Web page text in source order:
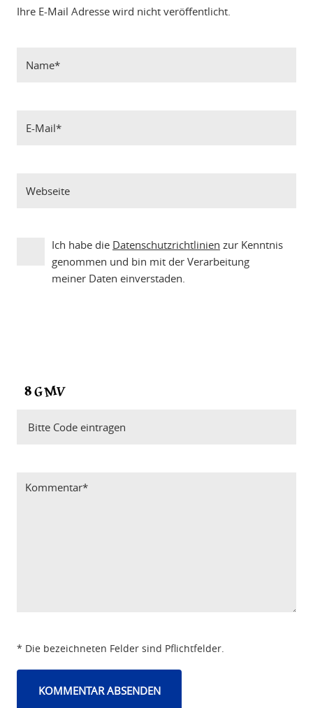
Ihre E-Mail Adresse wird nicht veröffentlicht.
Ich habe die Datenschutzrichtlinien zur Kenntnis
genommen und bin mit der Verarbeitung
meiner Daten einverstaden.
* Die bezeichneten Felder sind Pflichtfelder.